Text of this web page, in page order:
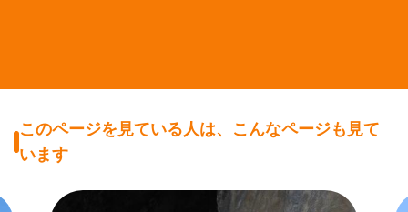
このページを見ている人は、こんなページも見て
います